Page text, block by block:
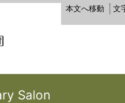
本文へ移動 文
Salon